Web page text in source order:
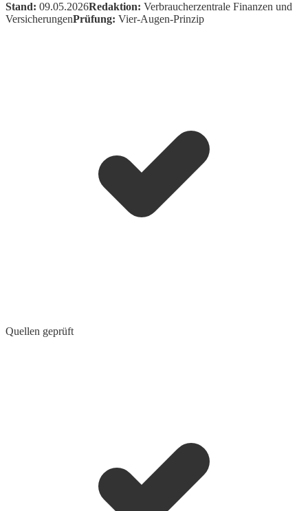
Stand: 09.05.2026Redaktion: Verbraucherzentrale Finanzen und
VersicherungenPrüfung: Vier-Augen-Prinzip
Quellen geprüft